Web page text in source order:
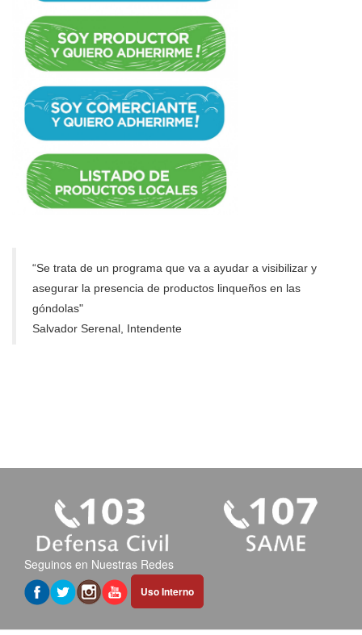
“Se trata de un programa que va a ayudar a visibilizar y
asegurar la presencia de productos linqueños en las
góndolas"
Salvador Serenal, Intendente
Seguinos en Nuestras Redes
Abrir
hipervínculo
en
nueva
Uso Interno